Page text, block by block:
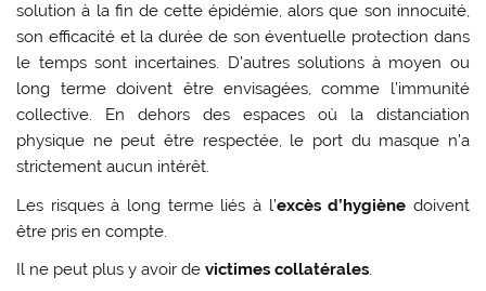
solution à la fin de cette épidémie, alors que son innocuité,
son efficacité et la durée de son éventuelle protection dans
le temps sont incertaines. D’autres solutions à moyen ou
long terme doivent être envisagées, comme l’immunité
collective. En dehors des espaces où la distanciation
physique ne peut être respectée, le port du masque n’a
strictement aucun intérêt.
Les risques à long terme liés à l’excès d’hygiène doivent
être pris en compte.
Il ne peut plus y avoir devictimes collatérales.